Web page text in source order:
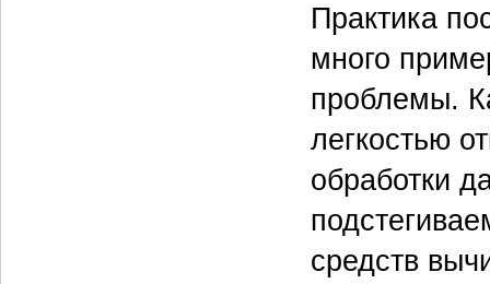
Практика
много
проблемы.
легкостью
обработки
средств